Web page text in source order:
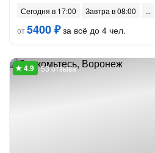
Сегодня в 17:00
Завтра в 08:00
от5400 ₽за всё до 4 чел.
53 отзыва